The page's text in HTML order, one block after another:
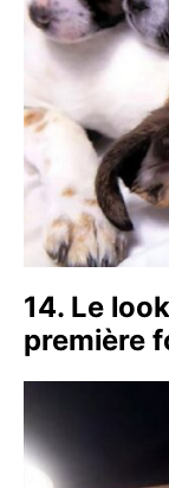
14. Le
première